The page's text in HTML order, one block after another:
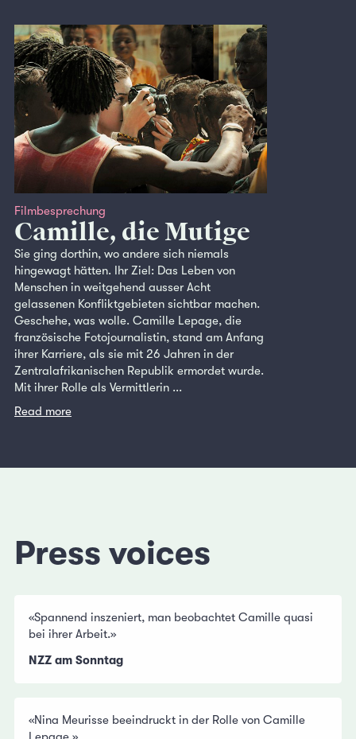
Filmbesprechung
Camille, die Mutige
Sie ging dorthin, wo andere sich niemals
hingewagt hätten. Ihr Ziel: Das Leben von
Menschen in weitgehend ausser Acht
gelassenen Konfliktgebieten sichtbar machen.
Geschehe, was wolle. Camille Lepage, die
französische Fotojournalistin, stand am Anfang
ihrer Karriere, als sie mit 26 Jahren in der
Zentralafrikanischen Republik ermordet wurde.
Mit ihrer Rolle als Vermittlerin ...
Read more
Press voices
«Spannend inszeniert, man beobachtet Camille quasi
bei ihrer Arbeit.»
NZZ am Sonntag
«Nina Meurisse beeindruckt in der Rolle von Camille